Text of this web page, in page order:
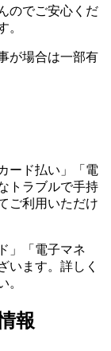
のでご安心くだ
。
が場合は一部有
ード払い」「電
トラブルで手持
ご利用いただけ
」「電子マネ
います。詳しく
。
報